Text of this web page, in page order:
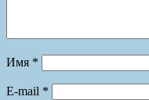
Имя *
E-mail *